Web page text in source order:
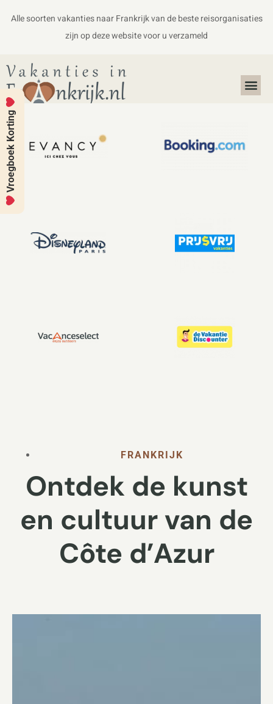
Alle soorten vakanties naar Frankrijk van de beste reisorganisaties
zijn op deze website voor u verzameld
FRANKRIJK
Ontdek de kunst
en cultuur van de
Côte d’Azur
Vroegboek Korting